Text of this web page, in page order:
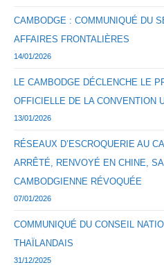
CAMBODGE : COMMUNIQUÉ DU
AFFAIRES FRONTALIÈRES
14/01/2026
LE CAMBODGE DÉCLENCHE LE
OFFICIELLE DE LA CONVENTION
13/01/2026
RÉSEAUX D’ESCROQUERIE AU
ARRÊTÉ, RENVOYÉ EN CHINE,
CAMBODGIENNE RÉVOQUÉE
07/01/2026
COMMUNIQUÉ DU CONSEIL
THAÏLANDAIS
31/12/2025